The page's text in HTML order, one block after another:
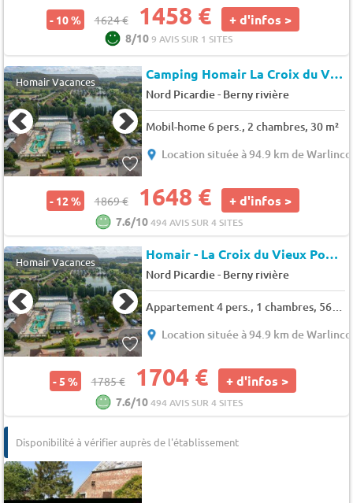
- 10 % 1624 € 1458 € + d'infos >
8/109 AVIS SUR 1 SITES
Homair Vacances Camping Homair La Croix du Vieux Pont
Nord Picardie- Berny rivière
Mobil-home 6 pers., 2 chambres, 30 m²
Location située à 94.9 km de
- 12 % 1869 € 1648 € + d'infos >
7.6/10494 AVIS SUR 4 SITES
Homair Vacances Homair - La Croix du Vieux Pont
Nord Picardie- Berny rivière
Location située à 94.9 km de
- 5 % 1785 € 1704 € + d'infos >
7.6/10494 AVIS SUR 4 SITES
Disponibilité à vérifier auprès de l'établissement